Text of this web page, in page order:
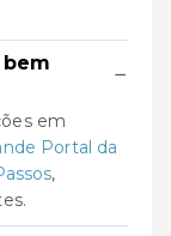
−
em
Portal da
,